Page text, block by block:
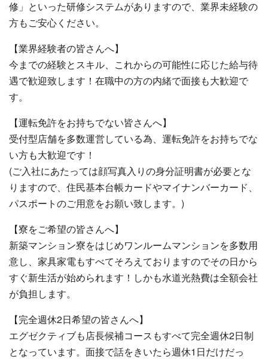
修」といった研修システムがありますので、業界未経験の
方もご安心ください。
【業界経験者の皆さんへ】
今までの経験とスキル、これからの可能性に応じた給与待
遇で歓迎致します！在職中の方の内緒で面接も大歓迎で
す。
【運転免許をお持ちでない皆さんへ】
受付型店舗を多数運営している為、運転免許をお持ちでな
い方も大歓迎です！
(ご入社にあたっては顔写真入りの身分証明書が必要とな
りますので、住民基本台帳カードやマイナンバーカード、
パスポートのご用意をお願い致します。)
【寮をご希望の皆さんへ】
新築マンション寮をはじめワンルームマンションを多数用
意し、家具家電もすべてそろえておりますのでその日から
すぐ新生活が始められます！しかも水道光熱費は全額会社
が負担します。
【完全週休2日希望の皆さんへ】
エグゼクティブも店長候補コースもすべて完全週休2日制
となっています。面接で話をきいたら週休1日だけだっ